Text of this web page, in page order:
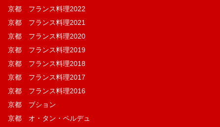
京都 フランス料理2022
京都 フランス料理2021
京都 フランス料理2020
京都 フランス料理2019
京都 フランス料理2018
京都 フランス料理2017
京都 フランス料理2016
京都 ブション
京都 オ・タン・ペルデュ